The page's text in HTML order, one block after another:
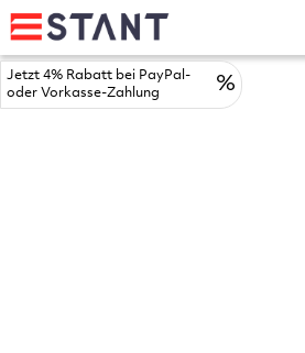
Jetzt 4% Rabatt bei PayPal-
oder Vorkasse-Zahlung
%